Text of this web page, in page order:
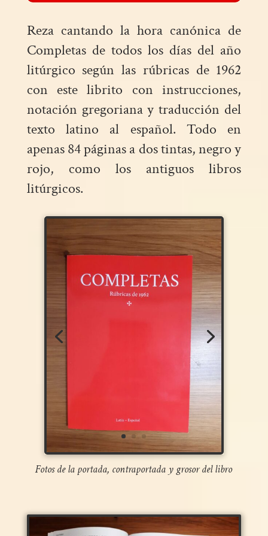
Reza cantando la hora canónica de
Completas de todos los días del año
litúrgico según las rúbricas de 1962
con este librito con instrucciones,
notación gregoriana y traducción del
texto latino al español. Todo en
apenas 84 páginas a dos tintas, negro y
rojo, como los antiguos libros
litúrgicos.
Fotos de la portada, contraportada y grosor del libro